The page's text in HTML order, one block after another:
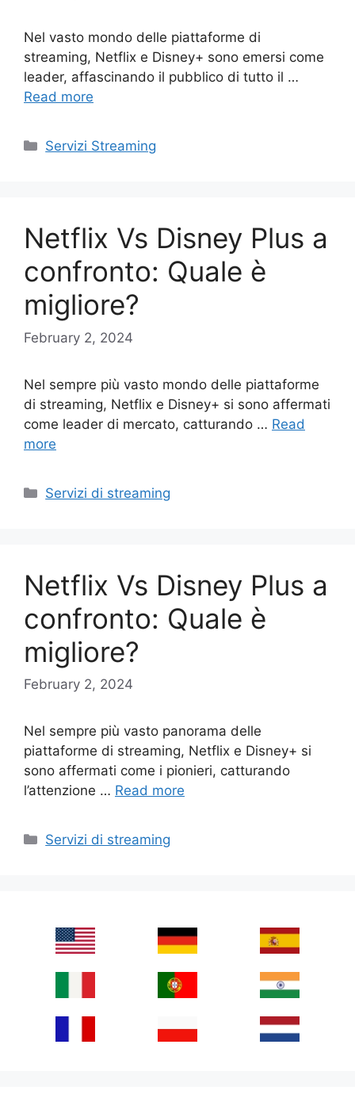
Nel vasto mondo delle piattaforme di
streaming, Netflix e Disney+ sono emersi come
leader, affascinando il pubblico di tutto il …
Read more
Categories
Servizi Streaming
Netflix Vs Disney Plus a
confronto: Quale è
migliore?
February 2, 2024
Nel sempre più vasto mondo delle piattaforme
di streaming, Netflix e Disney+ si sono affermati
come leader di mercato, catturando … Read
more
Categories
Servizi di streaming
Netflix Vs Disney Plus a
confronto: Quale è
migliore?
February 2, 2024
Nel sempre più vasto panorama delle
piattaforme di streaming, Netflix e Disney+ si
sono affermati come i pionieri, catturando
l’attenzione … Read more
Categories
Servizi di streaming